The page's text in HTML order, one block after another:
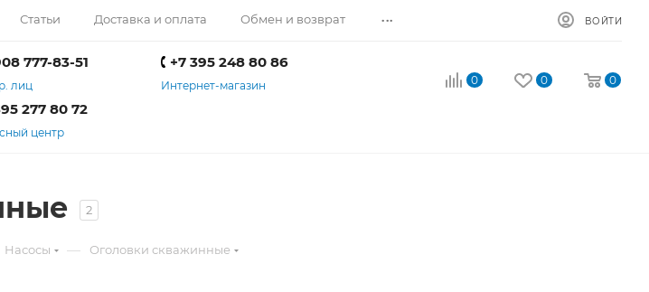
Статьи Доставка и оплата Обмен и возврат ... ВОЙТИ
0 0 0
777-83-51
лиц
+7 395 248 80 86
Интернет-магазин
277 80 72
центр
2
Насосы — Оголовки скважинные